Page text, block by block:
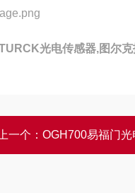
光电传感器,图尔
一个： OGH700易福门